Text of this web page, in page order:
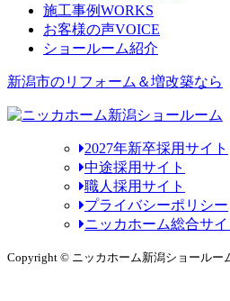
施工事例WORKS
お客様の声VOICE
ショールーム紹介
新潟市のリフォーム＆増改築なら
2027年新卒採用サイト
中途採用サイト
職人採用サイト
プライバシーポリシー
ニッカホーム総合サイ
Copyright © ニッカホーム新潟ショールー